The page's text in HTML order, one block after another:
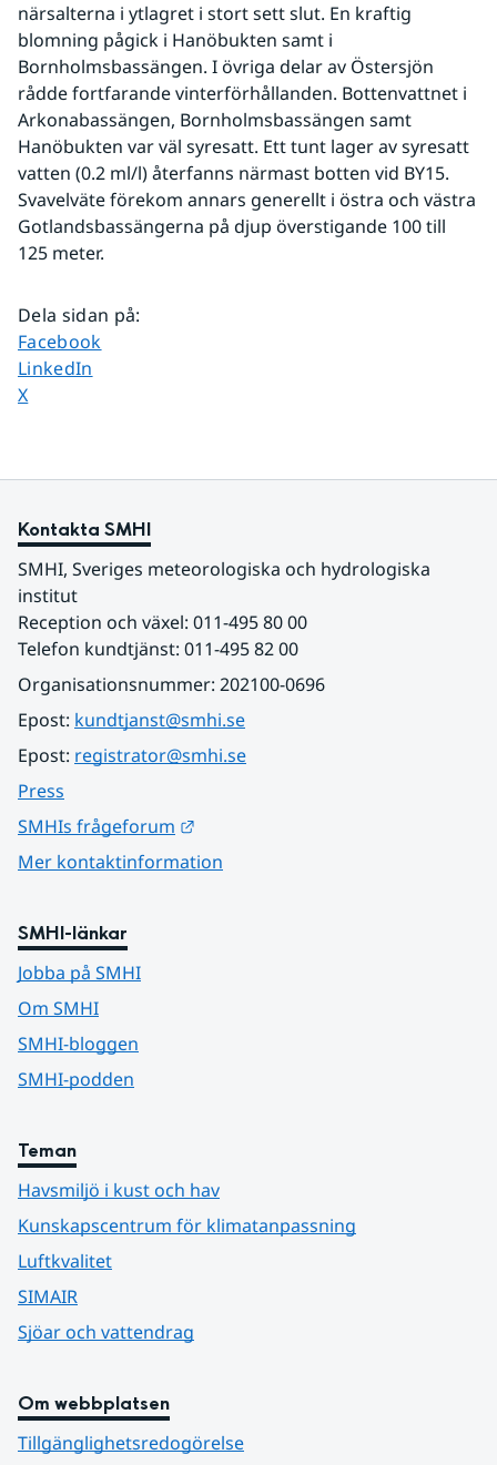
närsalterna i ytlagret i stort sett slut. En kraftig
blomning pågick i Hanöbukten samt i
Bornholmsbassängen. I övriga delar av Östersjön
rådde fortfarande vinterförhållanden. Bottenvattnet i
Arkonabassängen, Bornholmsbassängen samt
Hanöbukten var väl syresatt. Ett tunt lager av syresatt
vatten (0.2 ml/l) återfanns närmast botten vid BY15.
Svavelväte förekom annars generellt i östra och västra
Gotlandsbassängerna på djup överstigande 100 till
125 meter.
Dela sidan på:
Dela sidan på
Facebook
Dela sidan på
LinkedIn
Dela sidan på
X
Kontakta SMHI
SMHI, Sveriges meteorologiska och hydrologiska
institut
Reception och växel: 011-495 80 00
Telefon kundtjänst: 011-495 82 00
Organisationsnummer: 202100-0696
Epost: kundtjanst@smhi.se
Epost: registrator@smhi.se
Press
SMHIs frågeforum
Mer kontaktinformation
SMHI-länkar
Jobba på SMHI
Om SMHI
SMHI-bloggen
SMHI-podden
Teman
Havsmiljö i kust och hav
Kunskapscentrum för klimatanpassning
Luftkvalitet
SIMAIR
Sjöar och vattendrag
Om webbplatsen
Tillgänglighetsredogörelse